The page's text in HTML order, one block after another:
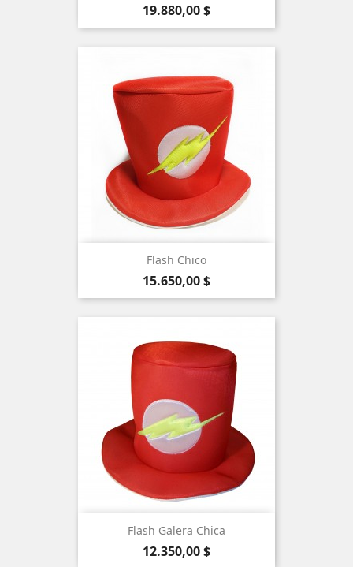
Precio
19.880,00 $
Flash Chico
Precio
15.650,00 $
Flash Galera Chica
Precio
12.350,00 $